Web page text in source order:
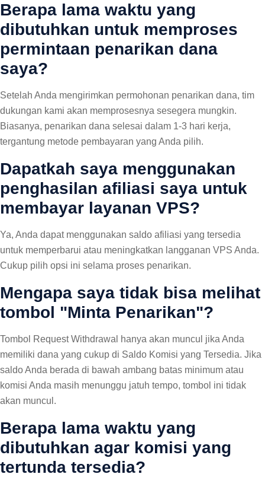
Berapa lama waktu yang
dibutuhkan untuk memproses
permintaan penarikan dana
saya?
Setelah Anda mengirimkan permohonan penarikan dana, tim
dukungan kami akan memprosesnya sesegera mungkin.
Biasanya, penarikan dana selesai dalam 1-3 hari kerja,
tergantung metode pembayaran yang Anda pilih.
Dapatkah saya menggunakan
penghasilan afiliasi saya untuk
membayar layanan VPS?
Ya, Anda dapat menggunakan saldo afiliasi yang tersedia
untuk memperbarui atau meningkatkan langganan VPS Anda.
Cukup pilih opsi ini selama proses penarikan.
Mengapa saya tidak bisa melihat
tombol "Minta Penarikan"?
Tombol Request Withdrawal hanya akan muncul jika Anda
memiliki dana yang cukup di Saldo Komisi yang Tersedia. Jika
saldo Anda berada di bawah ambang batas minimum atau
komisi Anda masih menunggu jatuh tempo, tombol ini tidak
akan muncul.
Berapa lama waktu yang
dibutuhkan agar komisi yang
tertunda tersedia?